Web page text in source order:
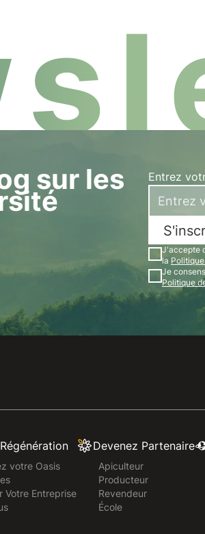
sur les Entrez
J'accepte
la
Je
Politique
votre Oasis
Votre Entreprise
Devenez Partenaire
Apiculteur
Producteur
Revendeur
École